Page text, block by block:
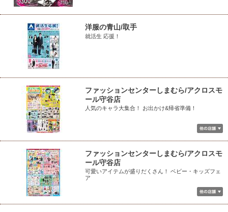
洋服の青山/取手
就活生 応援！
ファッションセンターしまむら/アクロスモ
ール守谷店
人気のキャラ大集合！ お出かけ&帰省準備！
ファッションセンターしまむら/アクロスモ
ール守谷店
可愛いアイテムが盛りだくさん！ ベビー・キッズフェ
ア